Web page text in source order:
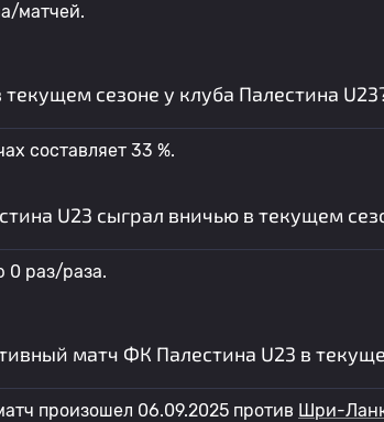
матчей.
сезоне у клуба Палестина
составляет 33 %.
U23 сыграл вничью в текущем
0 раз/раза.
матч ФК Палестина U23 в
произошел 06.09.2025 против Шри-